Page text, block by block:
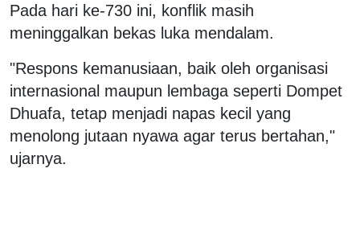
Pada hari ke-730 ini, konflik masih
meninggalkan bekas luka mendalam.
"Respons kemanusiaan, baik oleh organisasi
internasional maupun lembaga seperti Dompet
Dhuafa, tetap menjadi napas kecil yang
menolong jutaan nyawa agar terus bertahan,"
ujarnya.